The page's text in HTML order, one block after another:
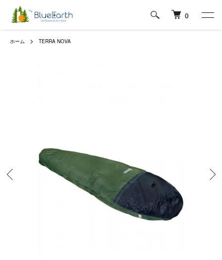
0
ホーム TERRA NOVA